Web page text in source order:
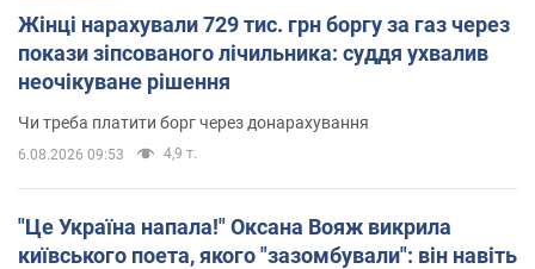
Жінці нарахували 729 тис. грн боргу за газ через
покази зіпсованого лічильника: суддя ухвалив
неочікуване рішення
Чи треба платити борг через донарахування
6.08.2026 09:53 4,9 т.
"Це Україна напала!" Оксана Вояж викрила
київського поета, якого "зазомбували": він навіть